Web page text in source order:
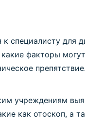
специалисту для
факторы
учреждениям
как отоскоп,